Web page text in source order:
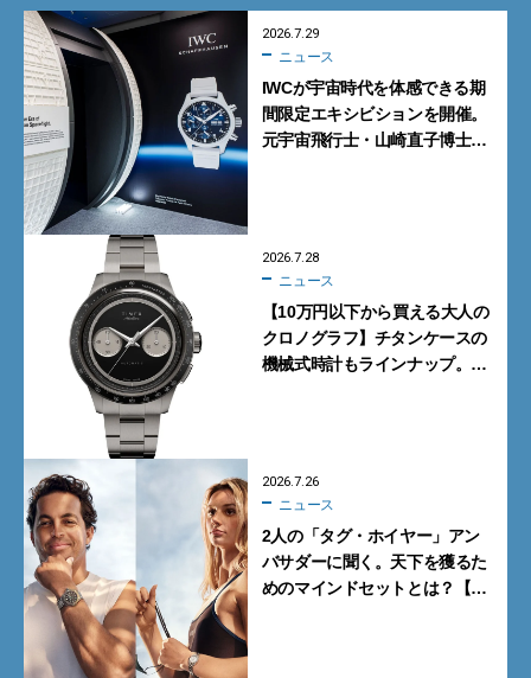
2026.7.29
ニュース
IWCが宇宙時代を体感できる期
間限定エキシビションを開催。
元宇宙飛行士・山崎直子博士に
2026.7.28
ニュース
【10万円以下から買える大人の
クロノグラフ】チタンケースの
機械式時計もラインナップ。タ
2026.7.26
ニュース
2人の「タグ・ホイヤー」アン
バサダーに聞く。天下を獲るた
めのマインドセットとは？【イ